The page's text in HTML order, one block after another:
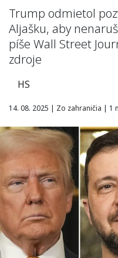
Trump odmietol
Aljašku, aby
píše Wall Street
zdroje
HS
14. 08. 2025 | Zo zahraničia | 1